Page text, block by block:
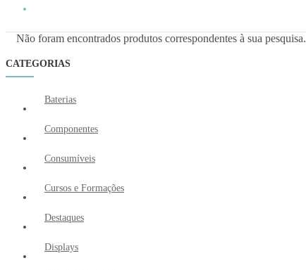
Não foram encontrados produtos correspondentes à sua pesquisa.
CATEGORIAS
Baterias
Componentes
Consumíveis
Cursos e Formações
Destaques
Displays